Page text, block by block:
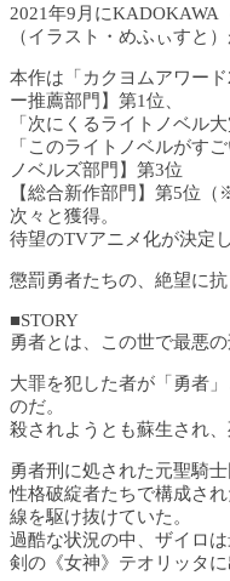
2021年9月にKADOKAWA
（イラスト・めふぃすと
本作は「カクヨムアワー
ー推薦部門】第1位、
「次にくるライトノベル
「このライトノベルがす
ノベルズ部門】第3位
【総合新作部門】第5位
次々と獲得。
待望のTVアニメ化が決定し
懲罰勇者たちの、絶望に
■STORY
勇者とは、この世で最悪の
大罪を犯した者が「勇者
のだ。
殺されようとも蘇生され
勇者刑に処された元聖騎
性格破綻者たちで構成さ
線を駆け抜けていた。
過酷な状況の中、ザイロ
剣の《女神》テオリッタに